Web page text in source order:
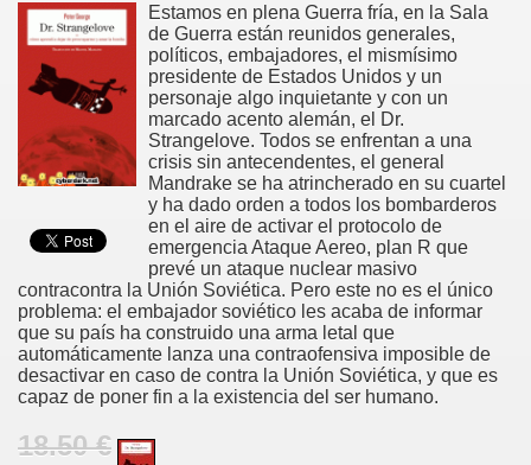
Estamos en plena Guerra fría, en la Sala
de Guerra están reunidos generales,
políticos, embajadores, el mismísimo
presidente de Estados Unidos y un
personaje algo inquietante y con un
marcado acento alemán, el Dr.
Strangelove. Todos se enfrentan a una
crisis sin antecendentes, el general
Mandrake se ha atrincherado en su cuartel
y ha dado orden a todos los bombarderos
en el aire de activar el protocolo de
emergencia Ataque Aereo, plan R que
prevé un ataque nuclear masivo
contracontra la Unión Soviética. Pero este no es el único
problema: el embajador soviético les acaba de informar
que su país ha construido una arma letal que
automáticamente lanza una contraofensiva imposible de
desactivar en caso de contra la Unión Soviética, y que es
capaz de poner fin a la existencia del ser humano.
18.50 €